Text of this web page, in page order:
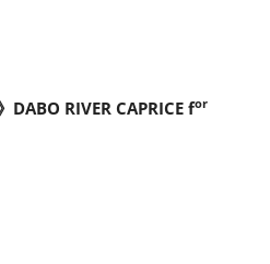
DABO RIVER CAPRICE for